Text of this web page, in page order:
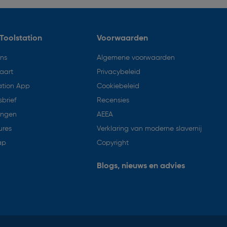
App
Voorwaarden
Algemene voorwaarden
Privacybeleid
Cookiebeleid
Recensies
AEEA
Verklaring van moderne slavernij
Copyright
Blogs, nieuws en advies